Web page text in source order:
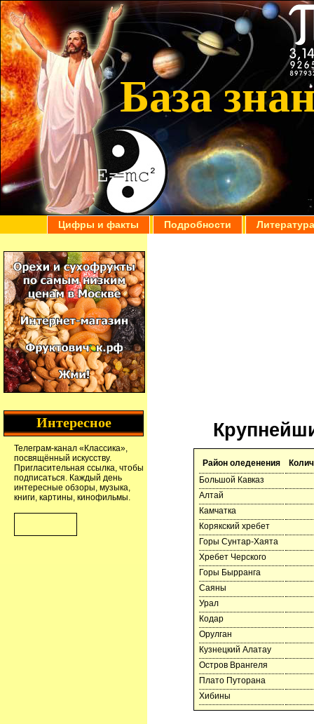
База
Цифры и факты Подробности Литература
Район оледенения
Большой Кавказ
Алтай
Камчатка
Корякский хребет
Горы Сунтар-Хаята
Хребет Черского
Горы Бырранга
Саяны
Урал
Кодар
Орулган
Кузнецкий Алатау
Остров Врангеля
Плато Путорана
Хибины
Интересное
Телеграм-канал «Классика»,
посвящённый искусству.
Пригласительная ссылка, чтобы
подписаться. Каждый день
интересные обзоры, музыка,
книги, картины, кинофильмы.